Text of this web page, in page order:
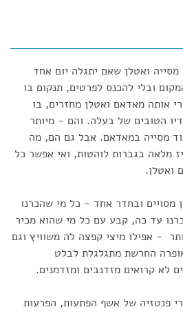
ואטלן שאם יתגלה יום אחד
ובלי להכנס לפרטים, תנקום בו
אותה מאדאם ואטלן מחזרים, בו
הטובים של בעלה. והם - מיותר
מסייה במאדאם. אבל גם הם, מה
מלאה בגברות לוהטות, ואי אפשר כל
ואטלן.
מסויים ובחדר אחד - כל מי שהכרנו
עד כה, קבע עם כל מי שהוא מכיר
- אפילו מיצי קפצה לה משוויץ וגם
החרשת מתגלגלת לבלט
לא קרואים מזדנבים ומזדמנים.
פנטזיה של אשף הפתעות, הפרעות